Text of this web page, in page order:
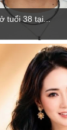
tuổi 38 tại...